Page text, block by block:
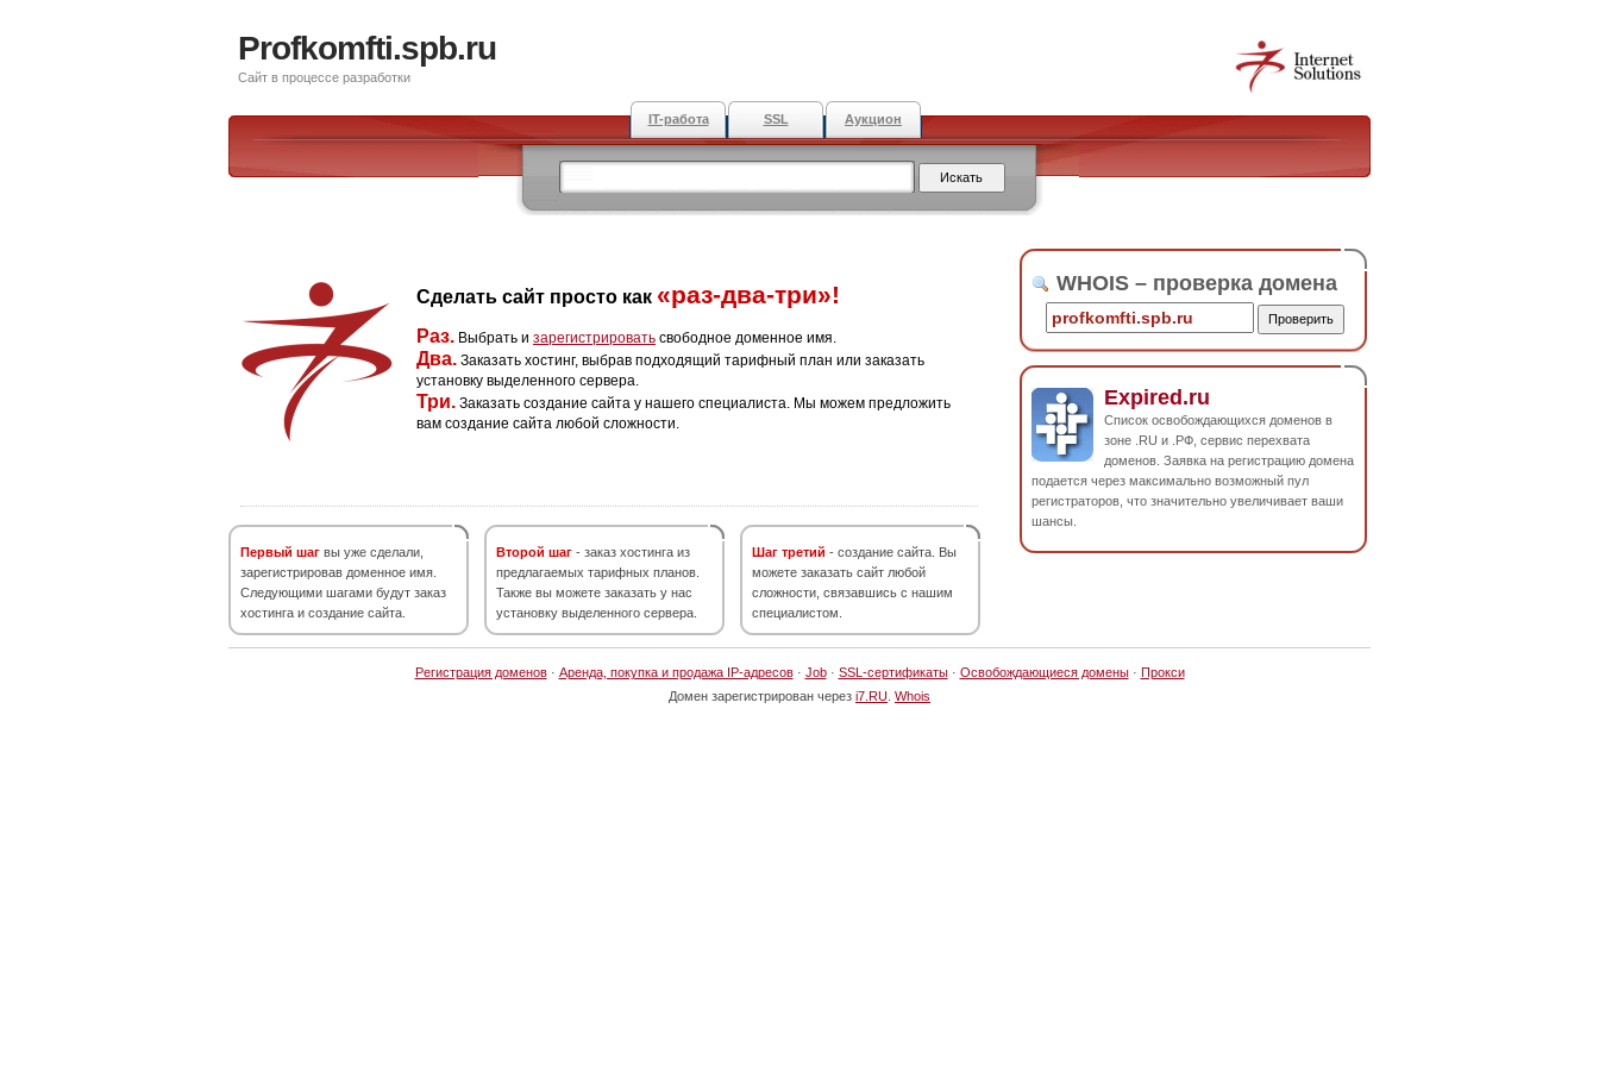
Profkomfti.spb.ru
Сайт в процессе разработки
IT-работа SSL Аукцион
Сделать сайт просто как «раз-два-три»!
Раз. Выбрать и зарегистрировать свободное доменное имя.
Два. Заказать хостинг, выбрав подходящий тарифный план или заказать
установку выделенного сервера.
Три. Заказать создание сайта у нашего специалиста. Мы можем предложить
вам создание сайта любой сложности.
Первый шаг вы уже сделали,
зарегистрировав доменное имя.
Следующими шагами будут заказ
хостинга и создание сайта.
Второй шаг - заказ хостинга из
предлагаемых тарифных планов.
Также вы можете заказать у нас
установку выделенного сервера.
Шаг третий - создание сайта. Вы
можете заказать сайт любой
сложности, связавшись с нашим
специалистом.
WHOIS – проверка домена
Expired.ru
Список освобождающихся доменов в
зоне .RU и .РФ, сервис перехвата
доменов. Заявка на регистрацию домена
подается через максимально возможный пул
регистраторов, что значительно увеличивает ваши
шансы.
Регистрация доменов· Аренда, покупка и продажа IP-адресов· Job· SSL-сертификаты· Освобождающиеся домены· Прокси
Домен зарегистрирован через i7.RU Whois